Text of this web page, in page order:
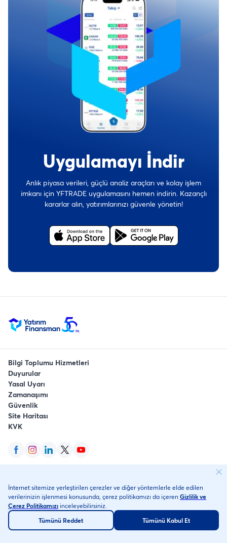
Uygulamayı İndir
Anlık piyasa verileri, güçlü analiz araçları ve kolay işlem
imkanı için YFTRADE uygulamasını hemen indirin. Kazançlı
kararlar alın, yatırımlarınızı güvenle yönetin!
Bilgi Toplumu Hizmetleri
Duyurular
Yasal Uyarı
Zamanaşımı
Güvenlik
Site Haritası
KVK
Finansman Menkul Değerler'in tescilli markalarıdır.
©2026 , Yatırım Finansman Menkul Değerler A.Ş.
İnternet sitemize yerleştirilen çerezler ve diğer yöntemlerle elde edilen
verilerinizin işlenmesi konusunda, çerez politikamızı da içerenGizlilik ve
Çerez Politikamızı inceleyebilirsiniz.
Tümünü Reddet
Tümünü Kabul Et